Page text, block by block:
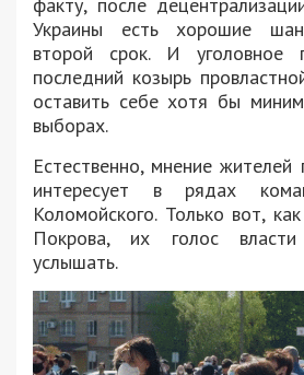
Украины есть хорошие
второй срок. И уголовное
последний козырь
оставить себе хотя бы
выборах.
Естественно, мнение
интересует в рядах
Коломойского. Только вот,
Покрова, их голос
услышать.